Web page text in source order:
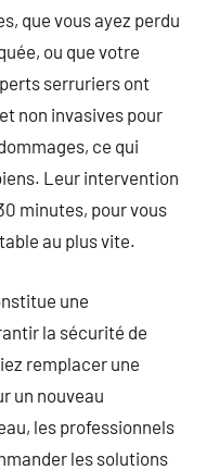
que vous ayez perdu
ou que votre
serruriers ont
non invasives pour
ce qui
Leur intervention
minutes, pour vous
au plus vite.
une
la sécurité de
remplacer une
un nouveau
les professionnels
les solutions